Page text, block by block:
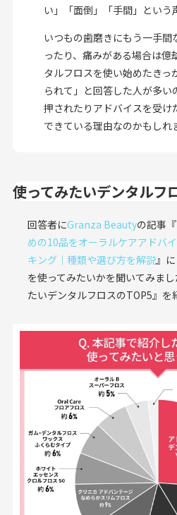
い」「面倒」「手間」という
いつもの歯磨きにもう一手間
ったり、痛みがある場合は億
タルフロスを使い始めたきっ
られて」と回答した人が多い
押されたりアドバイスを受け
できている理由なのかもしれ
使ってみたいデンタルフ
回答者にGranza Beautyの記事『
めの10品をオーラルケアアドバ
キング｜種類や選び方を解説』
を使ってみたいかを聞いてみま
たいデンタルフロスのTOP5』を